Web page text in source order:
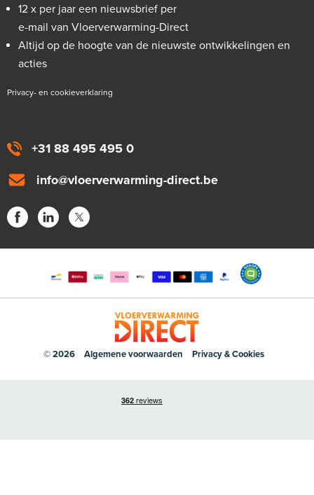
+31 88 495 495 0
info@vloerverwarming-direct.be
12 x per jaar een nieuwsbrief per
e-mail van Vloerverwarming-Direct
Altijd op de hoogte van de nieuwste ontwikkelingen en
acties
Privacy- en cookieverklaring
© 2026 Algemene voorwaarden Privacy & Cookies